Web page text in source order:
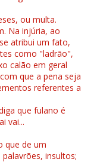
ou multa.
Na injúria, ao
atribui um fato,
como "ladrão",
calão em geral
que a pena seja
referentes a
que fulano é
vai...
que de um
insultos;